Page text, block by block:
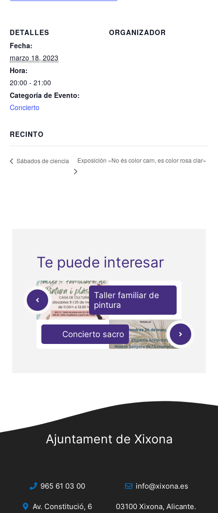
DETALLES
Fecha:
marzo 18, 2023
Hora:
20:00 - 21:00
Categoría de Evento:
Concierto
ORGANIZADOR
RECINTO
Sábados de ciencia Exposición «No és color carn, es color rosa clar»
Te puede interesar
Taller familiar de
pintura
Concierto sacro
Ajuntament de Xixona
965 61 03 00 info@xixona.es
Av. Constitució, 6 03100 Xixona, Alicante.